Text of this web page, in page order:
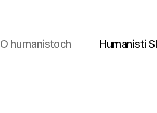
O humanistoch Humanisti